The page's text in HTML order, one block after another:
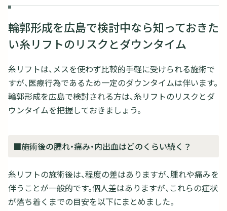
輪郭形成を広島で検討中なら知っておきた
い糸リフトのリスクとダウンタイム
糸リフトは、メスを使わず比較的手軽に受けられる施術で
すが、医療行為であるため一定のダウンタイムは伴います。
輪郭形成を広島で検討される方は、糸リフトのリスクとダ
ウンタイムを把握しておきましょう。
■施術後の腫れ・痛み・内出血はどのくらい続く？
糸リフトの施術後は、程度の差はありますが、腫れや痛みを
伴うことが一般的です。個人差はありますが、これらの症状
が落ち着くまでの目安を以下にまとめました。